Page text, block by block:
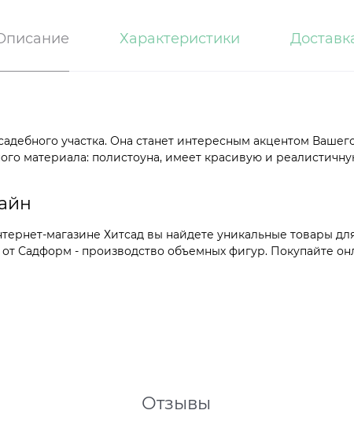
Характеристики
участка. Она станет интересным акцентом
материала: полистоуна, имеет красивую и
магазине Хитсад вы найдете уникальные товары
Садформ - производство объемных фигур. Покупайте
Отзывы